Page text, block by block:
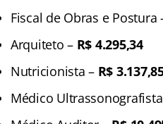
Fiscal de Obras e Postura
Arquiteto – R$ 4.295,34
Nutricionista – R$
Médico